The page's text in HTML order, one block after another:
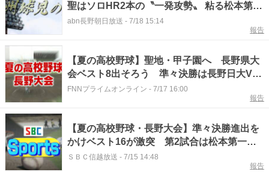
聖はソロHR2本の〝一発攻勢〟 粘る松本第一
を振り切り準決勝進出【長野】
abn長野朝日放送 - 7/18 15:14
報告
【夏の高校野球】聖地・甲子園へ 長野県大
会ベスト8出そろう 準々決勝は長野日大VS
松商学園、松本第一VS佐久長聖など強豪私立
同士の戦いに 試合結果・組み合わせを掲載
FNNプライムオンライン - 7/17 16:00
報告
【夏の高校野球・長野大会】準々決勝進出を
かけベスト16が激突 第2試合は松本第一・
佐久長聖・都市大塩尻・松商学園がベスト8
ＳＢＣ信越放送 - 7/15 14:48
報告